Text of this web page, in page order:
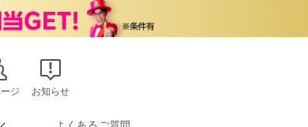
お知らせ
ジ